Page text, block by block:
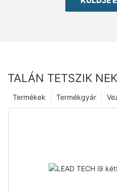
TALÁN TETSZIK
Termékgyár
Termékek